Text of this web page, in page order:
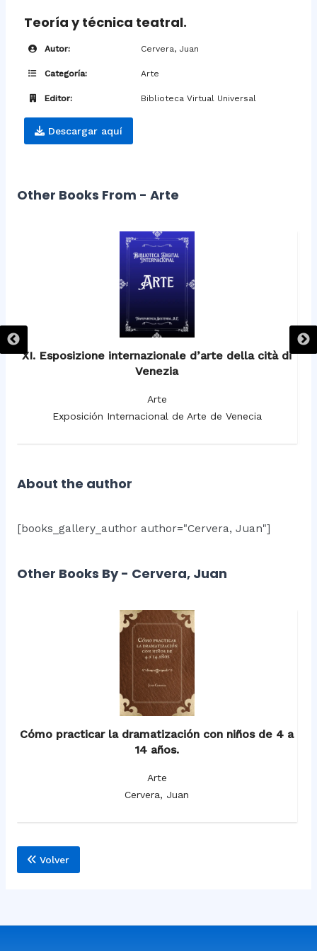
Teoría y técnica teatral.
Autor: Cervera, Juan
Categoría: Arte
Editor: Biblioteca Virtual Universal
Descargar aquí
Other Books From - Arte
XI. Esposizione internazionale d’arte della cità di
Venezia
Arte
Exposición Internacional de Arte de Venecia
About the author
[books_gallery_author author="Cervera, Juan"]
Other Books By - Cervera, Juan
Cómo practicar la dramatización con niños de 4 a
14 años.
Arte
Cervera, Juan
Volver